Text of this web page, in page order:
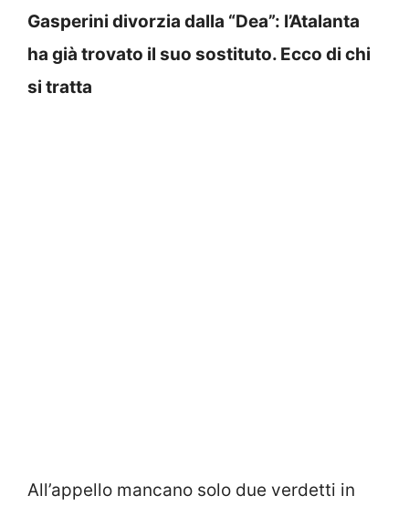
Gasperini divorzia dalla “Dea”: l’Atalanta
ha già trovato il suo sostituto. Ecco di chi
si tratta
All’appello mancano solo due verdetti in